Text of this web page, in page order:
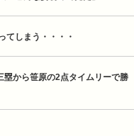
てしまう・・・・
塁から笹原の2点タイムリーで勝